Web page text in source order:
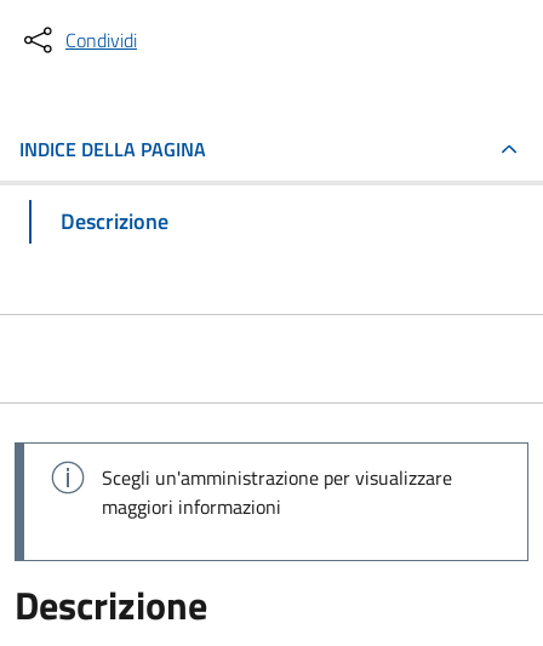
Condividi
INDICE DELLA PAGINA
Descrizione
Scegli un'amministrazione per visualizzare
maggiori informazioni
Descrizione